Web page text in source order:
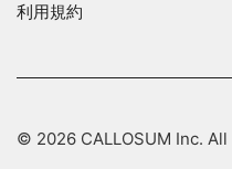
利用規約
© 2026 CALLOSUM Inc.